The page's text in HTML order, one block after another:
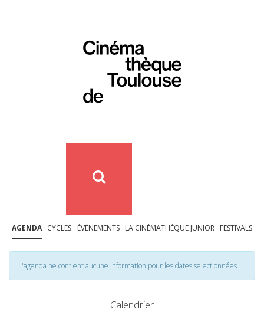
AGENDA CYCLES ÉVÉNEMENTS LA CINÉMATHÈQUE JUNIOR FESTIVALS
L'agenda ne contient aucune information pour les dates selectionnées
Calendrier